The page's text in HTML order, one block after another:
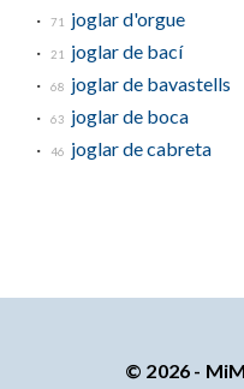
71 joglar d'orgue
21 joglar de bací
68 joglar de bavastells
63 joglar de boca
46 joglar de cabreta
© 2026 -